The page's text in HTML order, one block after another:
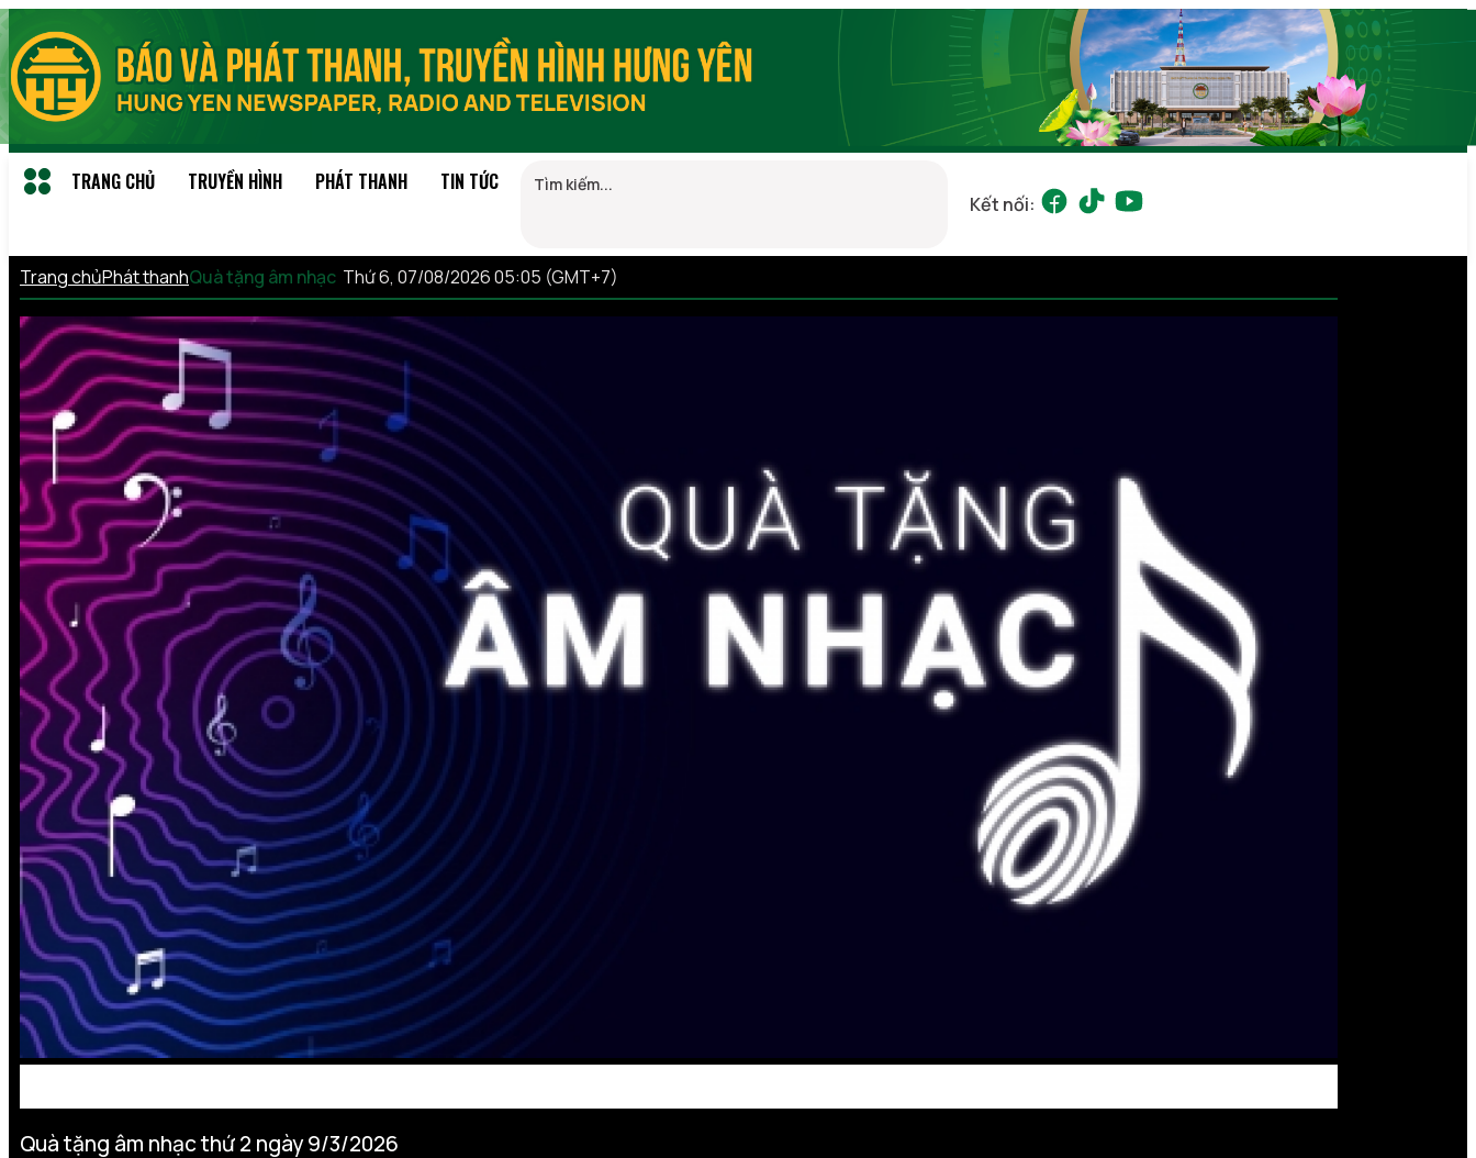
TRANG CHỦ TRUYỀN HÌNH PHÁT THANH TIN TỨC
Kết nối:
Trang chủPhát thanhQuà tặng âm nhạc Thứ 6, 07/08/2026 05:05 (GMT+7)
Quà tặng âm nhạc thứ 2 ngày 9/3/2026